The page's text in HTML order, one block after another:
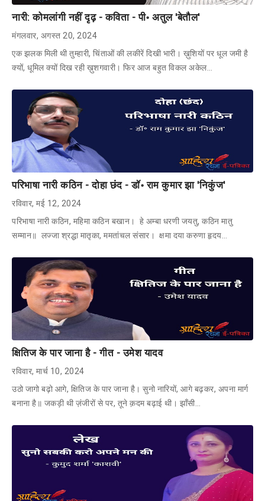
नारी: कोमलांगी नहीं दृढ़ - कविता - पी॰ अतुल 'बेतौल'
मंगलवार, अगस्त 20, 2024
एक झलक मिली थी तुम्हारी, चिंताओं की लकीरें दिखी भारी। ख़ुशियों पर धूल जमी है
क्यों, धूमिल क्यों दिख रही ख़ुशगवारी। फिर आज बहुत विकल अकेल…
परिभाषा नारी कठिन - दोहा छंद - डॉ॰ राम कुमार झा 'निकुंज'
रविवार, मई 12, 2024
परिभाषा नारी कठिन, महिमा कठिन बखान। हे अम्बा धरणी जयतु, कठिन मातु
सम्मान॥ लज्जा श्रद्धा मातृका, ममतांचल संसार। क्षमा दया करुणा हृदय…
क्षितिज के पार जाना है - गीत - उमेश यादव
रविवार, मार्च 10, 2024
उठो जागो बढ़ो आगे, क्षितिज के पार जाना है। सुनो नारियों, आगे बढ़कर, अपना मार्ग
बनाना है॥ जकड़ी थी ज़ंजीरों से पर, तूने क़दम बढ़ाई थी। झाँसी…